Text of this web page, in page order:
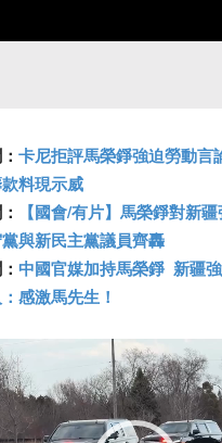
卡尼拒評馬榮錚強迫勞動
料現示威
【國會/有片】馬榮錚對新
與新民主黨議員齊轟
中國官媒加持馬榮錚 新疆
感激馬先生！